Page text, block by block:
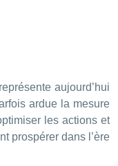
aujourd’hui
ardue la mesure
les actions et
prospérer dans l’ère